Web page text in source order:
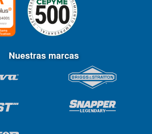
Nuestras marcas